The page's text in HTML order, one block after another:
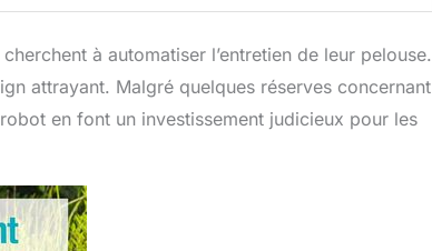
à automatiser l’entretien de leur pelouse.
attrayant. Malgré quelques réserves concernant
en font un investissement judicieux pour les